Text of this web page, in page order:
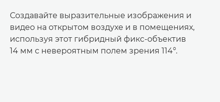
Создавайте выразительные изображения и
видео на открытом воздухе и в помещениях,
используя этот гибридный фикс-объектив
14 мм с невероятным полем зрения 114°.